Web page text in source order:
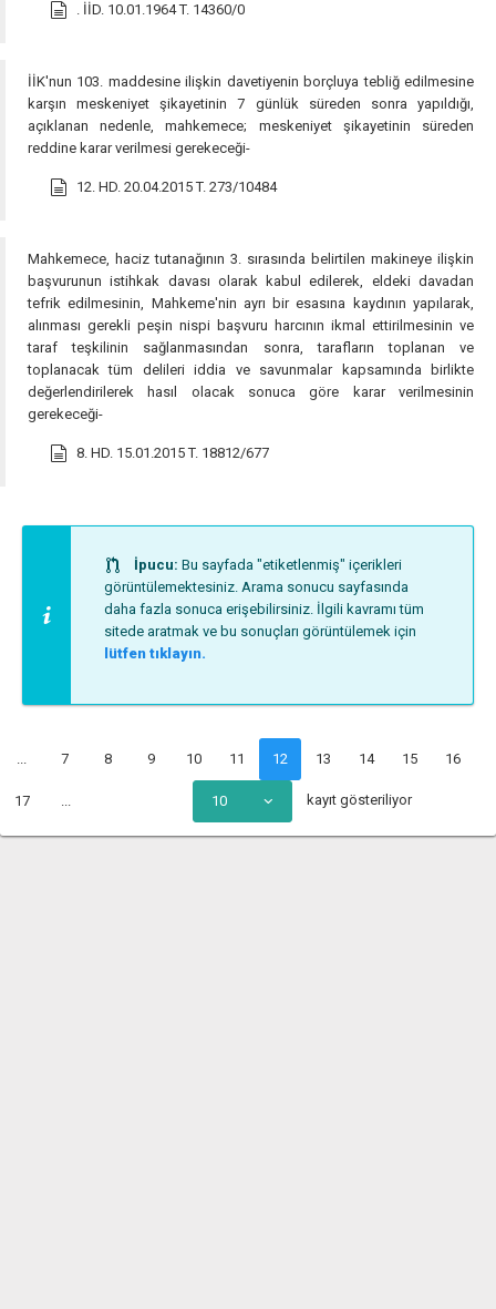
. İİD. 10.01.1964 T. 14360/0
İİK'nun 103. maddesine ilişkin davetiyenin borçluya tebliğ edilmesine
karşın meskeniyet şikayetinin 7 günlük süreden sonra yapıldığı,
açıklanan nedenle, mahkemece; meskeniyet şikayetinin süreden
reddine karar verilmesi gerekeceği-
12. HD. 20.04.2015 T. 273/10484
Mahkemece, haciz tutanağının 3. sırasında belirtilen makineye ilişkin
başvurunun istihkak davası olarak kabul edilerek, eldeki davadan
tefrik edilmesinin, Mahkeme'nin ayrı bir esasına kaydının yapılarak,
alınması gerekli peşin nispi başvuru harcının ikmal ettirilmesinin ve
taraf teşkilinin sağlanmasından sonra, tarafların toplanan ve
toplanacak tüm delileri iddia ve savunmalar kapsamında birlikte
değerlendirilerek hasıl olacak sonuca göre karar verilmesinin
gerekeceği-
8. HD. 15.01.2015 T. 18812/677
İpucu: Bu sayfada "etiketlenmiş" içerikleri
görüntülemektesiniz. Arama sonucu sayfasında
daha fazla sonuca erişebilirsiniz. İlgili kavramı tüm
sitede aratmak ve bu sonuçları görüntülemek için
lütfen tıklayın.
... 7 8 9 10 11 12 13 14 15 16
17 ... 10 kayıt gösteriliyor